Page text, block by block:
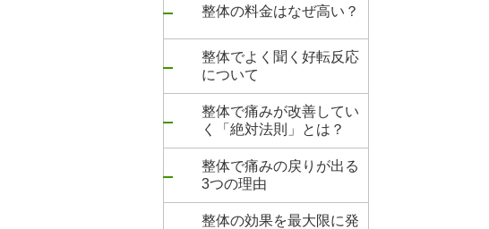
整体の料金はなぜ高い？
整体でよく聞く好転反応
について
整体で痛みが改善してい
く「絶対法則」とは？
整体で痛みの戻りが出る
3つの理由
整体の効果を最大限に発